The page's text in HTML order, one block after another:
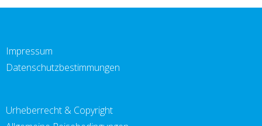
Impressum
Datenschutzbestimmungen
Urheberrecht & Copyright